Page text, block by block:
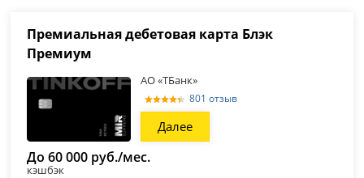
Премиальная дебетовая карта Блэк
Премиум
АО «ТБанк»
801 отзыв
Далее
До 60 000 руб./мес.
кэшбэк